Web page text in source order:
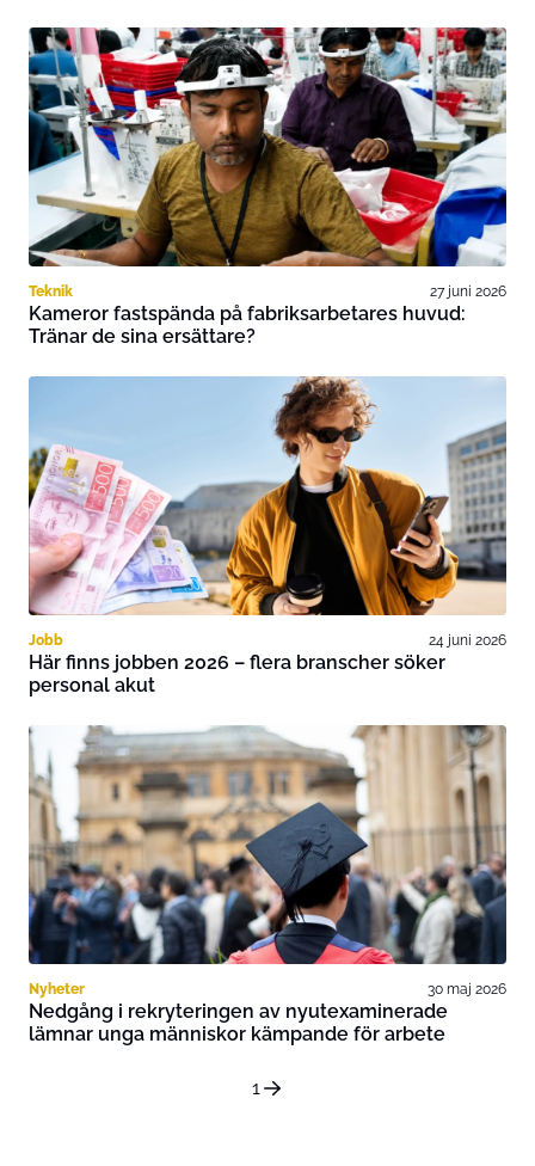
Teknik 27 juni 2026
Kameror fastspända på fabriksarbetares huvud:
Tränar de sina ersättare?
Jobb 24 juni 2026
Här finns jobben 2026 – flera branscher söker
personal akut
Nyheter 30 maj 2026
Nedgång i rekryteringen av nyutexaminerade
lämnar unga människor kämpande för arbete
1